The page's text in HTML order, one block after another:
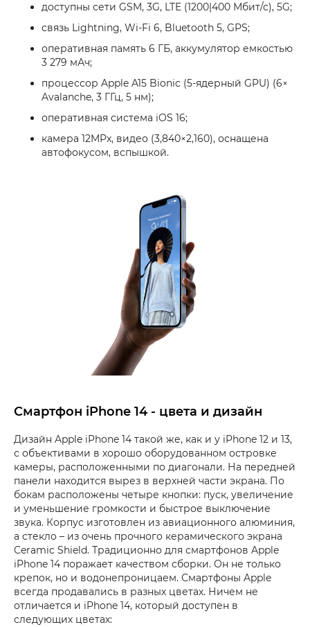
доступны сети GSM, 3G, LTE (1200|400 Мбит/с), 5G;
связь Lightning, Wi-Fi 6, Bluetooth 5, GPS;
оперативная память 6 ГБ, аккумулятор емкостью
3 279 мАч;
процессор Apple A15 Bionic (5-ядерный GPU) (6×
Avalanche, 3 ГГц, 5 нм);
оперативная система iOS 16;
камера 12MPx, видео (3,840×2,160), оснащена
автофокусом, вспышкой.
Смартфон iPhone 14 - цвета и дизайн
Дизайн Apple iPhone 14 такой же, как и у iPhone 12 и 13,
с объективами в хорошо оборудованном островке
камеры, расположенными по диагонали. На передней
панели находится вырез в верхней части экрана. По
бокам расположены четыре кнопки: пуск, увеличение
и уменьшение громкости и быстрое выключение
звука. Корпус изготовлен из авиационного алюминия,
а стекло – из очень прочного керамического экрана
Ceramic Shield. Традиционно для смартфонов Apple
iPhone 14 поражает качеством сборки. Он не только
крепок, но и водонепроницаем. Смартфоны Apple
всегда продавались в разных цветах. Ничем не
отличается и iPhone 14, который доступен в
следующих цветах: